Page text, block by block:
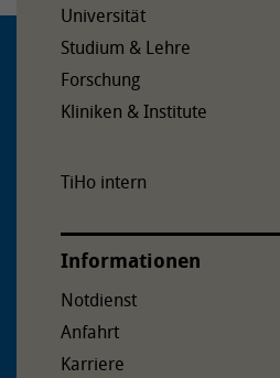
Universität
Studium & Lehre
Forschung
Kliniken & Institute
TiHo intern
Informationen
Notdienst
Anfahrt
Karriere